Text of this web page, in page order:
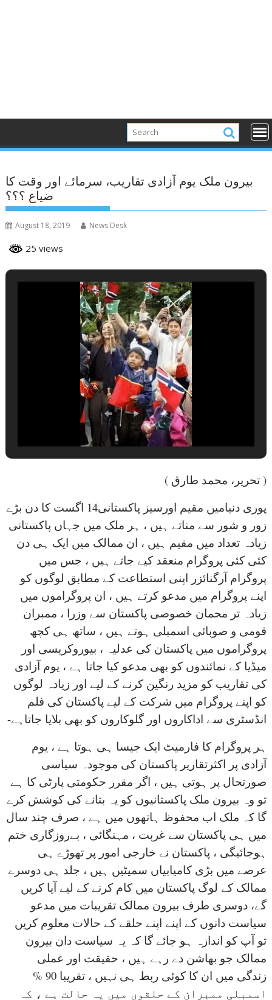
بیرون ملک یوم آزادی تقاریب، سرمائے اور وقت کا
ضیاع ؟؟؟
August 18, 2019 News Desk
25 views
( تحریر، محمد طارق )
پوری دنیامیں مقیم اورسیز پاکستانی14 اگست کا دن بڑے
زور و شور سے مناتے ہیں ، ہر ملک میں جہاں پاکستانی
زیادہ تعداد میں مقیم ہیں ، ان ممالک میں ایک ہی دن
کئی کئی پروگرام منعقد کیے جاتے ہیں ، جس میں
پروگرام آرگنائزر اپنی استطاعت کے مطابق لوگوں کو
اپنے پروگرام میں مدعو کرتے ہیں ، ان پروگراموں میں
زیادہ تر محمان خصوصی پاکستان سے وزرا ، ممبران
قومی و صوبائی اسمبلی ہوتے ہیں ، ساتھ ہی کچھ
پروگراموں میں پاکستان کی عدلیہ ، بیوروکریسی اور
میڈیا کے نمائندوں کو بھی مدعو کیا جاتا ہے ، یوم آزادی
کی تقاریب کو مزید رنگین کرنے کے لیے اور زیادہ لوگوں
کو اپنے پروگرام میں شرکت کے لیے پاکستان کی فلم
انڈسٹری سے اداکاروں اور گلوکاروں کو بھی بلایا جاتاہے-
ہر پروگرام کا فارمیٹ ایک جیسا ہی ہوتا ہے ، یوم
آزادی پر اکثرتقاریر پاکستان کی موجودہ سیاسی
صورتحال پر ہوتی ہیں ، اگر مقرر حکومتی پارٹی کا ہے
تو وہ بیرون ملک پاکستانیوں کو یہ بتانے کی کوشش کرے
گا کہ ملک اب محفوظ ہاتھوں میں ہے ، صرف چند سال
میں ہی پاکستان سے غربت ، مہنگائی ، بےروزگاری ختم
ہوجائیگی ، پاکستان نے خارجی امور پر تھوڑے ہی
عرصے میں بڑی کامیابیاں سمیٹیں ہیں ، جلد ہی دوسرے
ممالک کے لوگ پاکستان میں کام کرنے کے لیے آیا کریں
گے، دوسری طرف بیرون ممالک تقریبات میں مدعو
سیاست دانوں کے اپنے اپنے حلقے کے حالات معلوم کریں
تو آپ کو اندازہ ہو جائے گا کہ یہ سیاست دان بیرون
ممالک جو بھاشن دے رہے ہیں ، حقیقت اور عملی
زندگی میں ان کا کوئی ربط ہی نہیں ، تقریبا 90 %
اسمبلی ممبران کے حلقوں میں یہ حالت ہے ، کہ